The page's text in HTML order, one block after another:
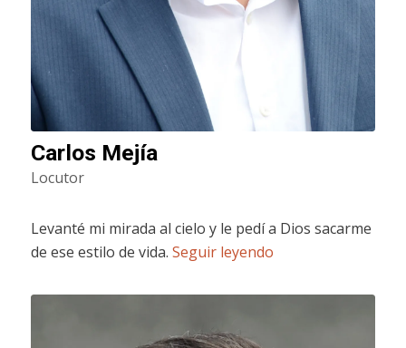
Carlos Mejía
Locutor
Levanté mi mirada al cielo y le pedí a Dios sacarme
de ese estilo de vida. Seguir leyendo